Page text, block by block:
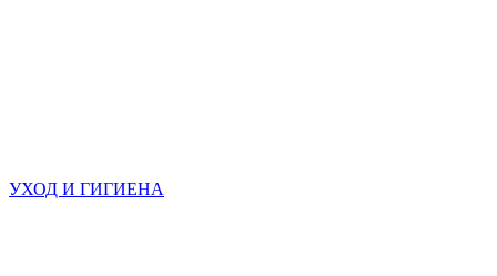
УХОД И ГИГИЕНА